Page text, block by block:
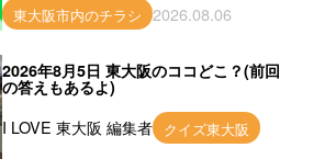
東大阪市内のチラシ 2026.08.06
2026年8月5日 東大阪のココどこ？(前回
の答えもあるよ)
I LOVE 東大阪 編集者 クイズ東大阪